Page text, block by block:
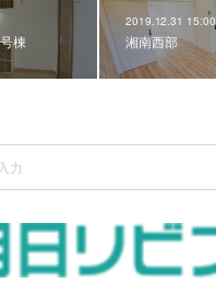
棟
2019.12.31 15:00
湘南西部